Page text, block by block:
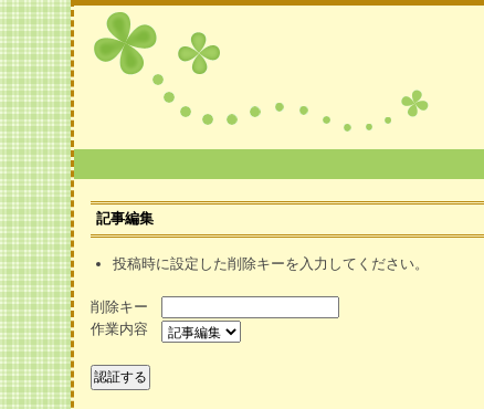
記事編集
投稿時に設定した削除キーを入力してください。
削除キー
作業内容